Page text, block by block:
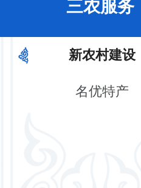
三农服务
新农村建设
名优特产